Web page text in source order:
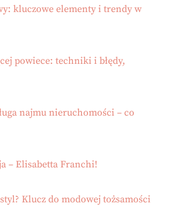
kluczowe elementy i trendy w
powiece: techniki i błędy,
najmu nieruchomości – co
– Elisabetta Franchi!
Klucz do modowej tożsamości